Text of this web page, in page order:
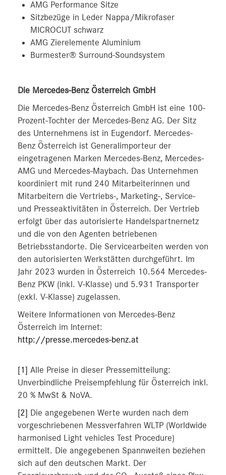
AMG Performance Sitze
Sitzbezüge in Leder Nappa/Mikrofaser
MICROCUT schwarz
AMG Zierelemente Aluminium
Burmester® Surround-Soundsystem
Die Mercedes-Benz Österreich GmbH
Die Mercedes-Benz Österreich GmbH ist eine 100-
Prozent-Tochter der Mercedes-Benz AG. Der Sitz
des Unternehmens ist in Eugendorf. Mercedes-
Benz Österreich ist Generalimporteur der
eingetragenen Marken Mercedes-Benz, Mercedes-
AMG und Mercedes-Maybach. Das Unternehmen
koordiniert mit rund 240 Mitarbeiterinnen und
Mitarbeitern die Vertriebs-, Marketing-, Service-
und Presseaktivitäten in Österreich. Der Vertrieb
erfolgt über das autorisierte Handelspartnernetz
und die von den Agenten betriebenen
Betriebsstandorte. Die Servicearbeiten werden von
den autorisierten Werkstätten durchgeführt. Im
Jahr 2023 wurden in Österreich 10.564 Mercedes-
Benz PKW (inkl. V-Klasse) und 5.931 Transporter
(exkl. V-Klasse) zugelassen.
Weitere Informationen von Mercedes-Benz
Österreich im Internet:
http://presse.mercedes-benz.at
[1] Alle Preise in dieser Pressemitteilung:
Unverbindliche Preisempfehlung für Österreich inkl.
20 % MwSt & NoVA.
[2] Die angegebenen Werte wurden nach dem
vorgeschriebenen Messverfahren WLTP (Worldwide
harmonised Light vehicles Test Procedure)
ermittelt. Die angegebenen Spannweiten beziehen
sich auf den deutschen Markt. Der